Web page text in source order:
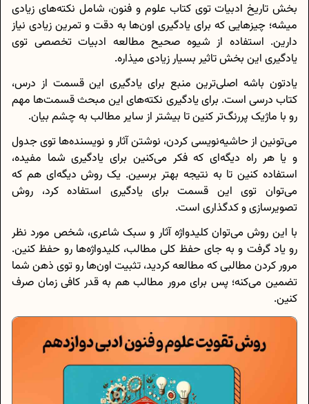
بخش تاریخ ادبیات توی کتاب علوم و فنون، شامل نکته‌های زیادی
میشه؛ چیزهایی که برای یادگیری اون‌ها به دقت و تمرین زیادی نیاز
دارین. استفاده از شیوه صحیح مطالعه ادبیات تخصصی توی
یادگیری این بخش تاثیر بسیار زیادی میذاره.
یادتون باشه اصلی‌ترین منبع برای یادگیری این قسمت از درس،
کتاب درسی است. برای یادگیری نکته‌های این مبحث قسمت‌ها مهم
رو با ماژیک پررنگ‌تر کنین تا بیشتر از سایر مطالب به چشم بیان.
می‌تونین از حاشیه‌نویسی کردن، نوشتن آثار و نویسنده‌ها توی جدول
و یا هر راه دیگه‌ای که فکر می‌کنین برای یادگیری شما مفیده،
استفاده کنین تا به نتیجه بهتر برسین. یک روش دیگه‌ای هم که
می‌توان توی این قسمت برای یادگیری استفاده کرد، روش
تصویر‌سازی و کد‌گذاری است.
با این روش می‌توان کلیدواژه آثار و سبک شاعری، شخص مورد نظر
رو یاد‌ گرفت و به جای حفظ کلی مطالب، کلیدواژه‌ها رو حفظ کنین.
مرور کردن مطالبی که مطالعه کردید، تثبیت اون‌ها رو توی ذهن شما
تضمین می‌کنه؛ پس برای مرور مطالب هم به قدر کافی زمان صرف
کنین.